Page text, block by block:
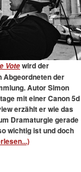
Votewird der
Abgeordneten der
Autor Simon
mit einer Canon 5d
erzählt er wie das
Dramaturgie gerade
wichtig ist und doch